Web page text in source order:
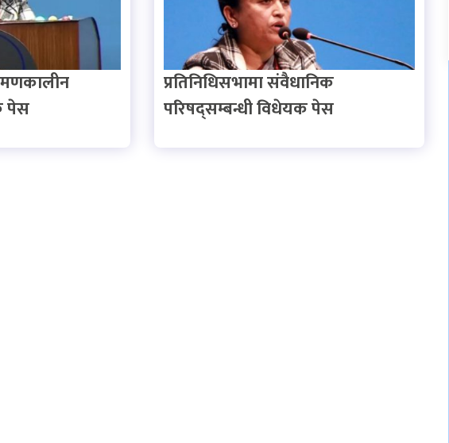
पेस
प्रतिनिधिसभामा संवैधानिक
परिषद्सम्बन्धी विधेयक पेस